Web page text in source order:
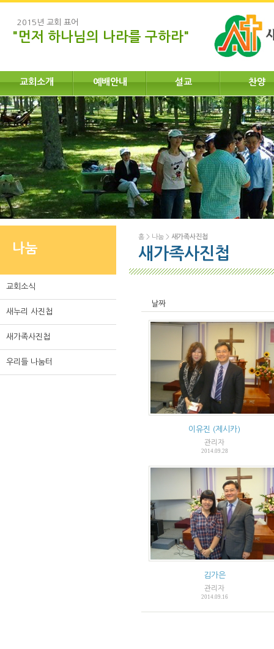
2015년 교회 표어
"먼저 하나님의 나라를 구하라"
교회소개 예배안내 설교 찬양
나눔
교회소식
새누리 사진첩
새가족사진첩
우리들 나눔터
홈 > 나눔 > 새가족사진첩
새가족사진첩
날짜
이유진 (제시카)
관리자
2014.09.28
김가은
관리자
2014.09.16